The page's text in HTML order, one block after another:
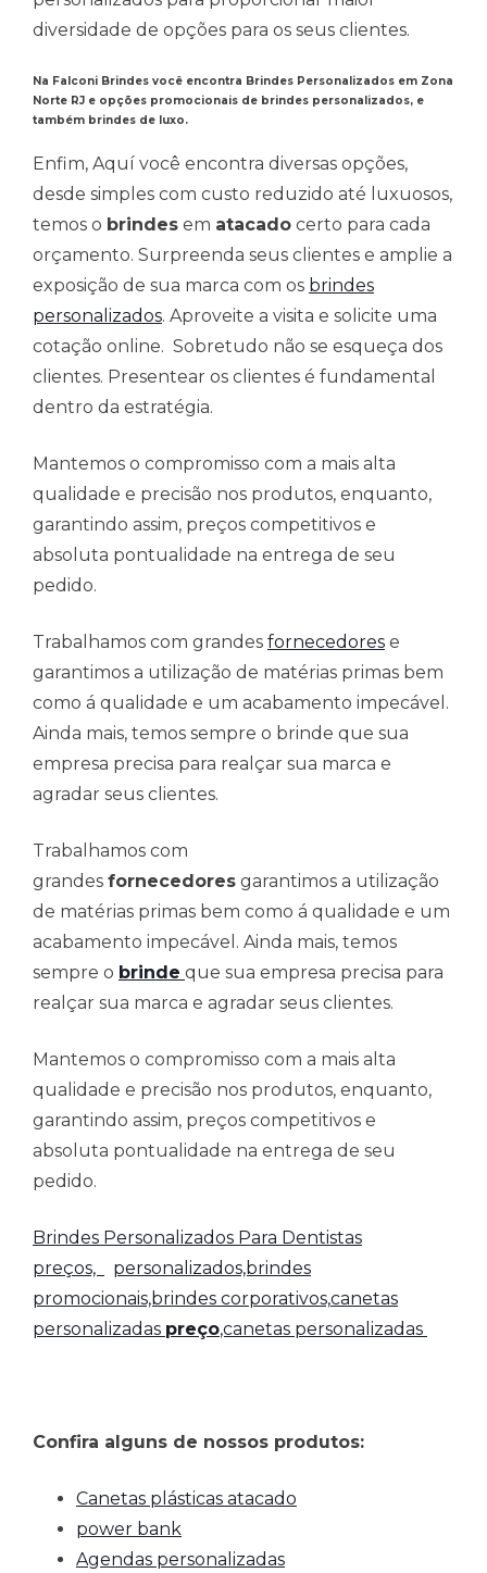
diversidade de opções para os seus clientes.
Na Falconi Brindes você encontra Brindes Personalizados em Zona
Norte RJ e opções promocionais de brindes personalizados, e
também brindes de luxo.
Enfim, Aquí você encontra diversas opções,
desde simples com custo reduzido até luxuosos,
temos o brindes em atacado certo para cada
orçamento. Surpreenda seus clientes e amplie a
exposição de sua marca com os brindes
personalizados. Aproveite a visita e solicite uma
cotação online. Sobretudo não se esqueça dos
clientes. Presentear os clientes é fundamental
dentro da estratégia.
Mantemos o compromisso com a mais alta
qualidade e precisão nos produtos, enquanto,
garantindo assim, preços competitivos e
absoluta pontualidade na entrega de seu
pedido.
Trabalhamos com grandes fornecedores e
garantimos a utilização de matérias primas bem
como á qualidade e um acabamento impecável.
Ainda mais, temos sempre o brinde que sua
empresa precisa para realçar sua marca e
agradar seus clientes.
Trabalhamos com
grandes fornecedores garantimos a utilização
de matérias primas bem como á qualidade e um
acabamento impecável. Ainda mais, temos
sempre o brinde que sua empresa precisa para
realçar sua marca e agradar seus clientes.
Mantemos o compromisso com a mais alta
qualidade e precisão nos produtos, enquanto,
garantindo assim, preços competitivos e
absoluta pontualidade na entrega de seu
pedido.
Brindes Personalizados Para Dentistas
preços,
personalizados,brindes
promocionais,brindes corporativos,canetas
personalizadas preço,canetas personalizadas
Confira alguns de nossos produtos:
Canetas plásticas atacado
power bank
Agendas personalizadas